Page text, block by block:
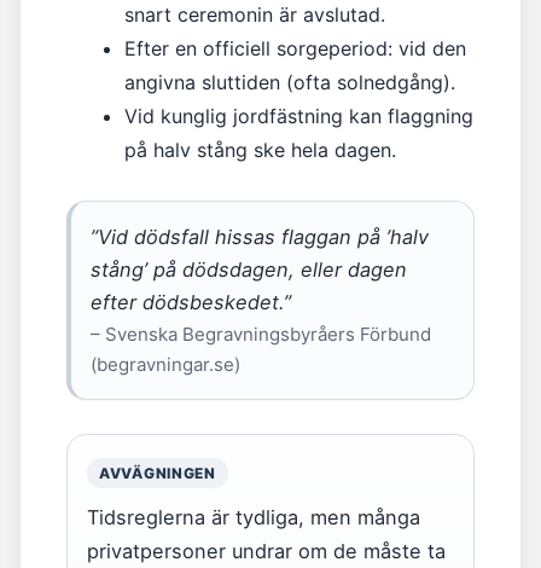
snart ceremonin är avslutad.
Efter en officiell sorgeperiod: vid den
angivna sluttiden (ofta solnedgång).
Vid kunglig jordfästning kan flaggning
på halv stång ske hela dagen.
”Vid dödsfall hissas flaggan på ’halv
stång’ på dödsdagen, eller dagen
efter dödsbeskedet.”
– Svenska Begravningsbyråers Förbund
(begravningar.se)
AVVÄGNINGEN
Tidsreglerna är tydliga, men många
privatpersoner undrar om de måste ta